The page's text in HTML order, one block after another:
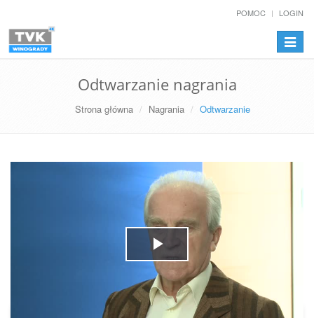
POMOC LOGIN
Odtwarzanie nagrania
Strona główna Nagrania Odtwarzanie
Play
Video